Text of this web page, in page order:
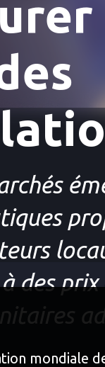
des
mondiale